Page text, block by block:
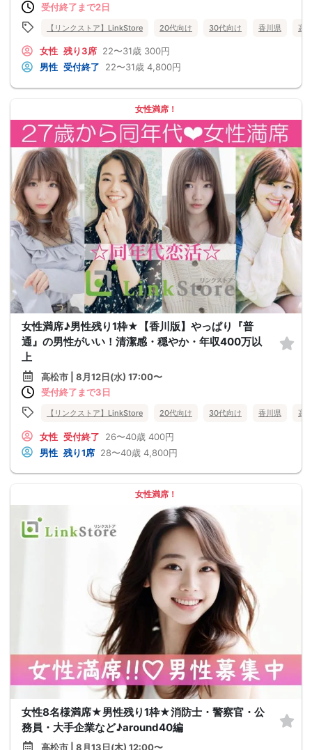
受付終了まで2日
【リンクストア】LinkStore 20代向け 30代向け 香川県 高
女性 残り3席 22〜31歳 300円
男性 受付終了 22〜31歳 4,800円
女性満席！
女性満席♪男性残り1枠★【香川版】やっぱり『普
通』の男性がいい！清潔感・穏やか・年収400万以
上
高松市 | 8月12日(水) 17:00〜
受付終了まで3日
【リンクストア】LinkStore 20代向け 30代向け 香川県 高
女性 受付終了 26〜40歳 400円
男性 残り1席 28〜40歳 4,800円
女性満席！
女性8名様満席★男性残り1枠★消防士・警察官・公
務員・大手企業など♪around40編
高松市 | 8月13日(木) 12:00〜